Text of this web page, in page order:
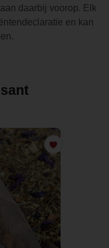
daarbij voorop. Elk
en kan